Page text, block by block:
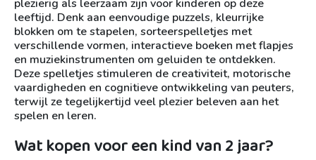
plezierig als leerzaam zijn voor kinderen op deze
leeftijd. Denk aan eenvoudige puzzels, kleurrijke
blokken om te stapelen, sorteerspelletjes met
verschillende vormen, interactieve boeken met flapjes
en muziekinstrumenten om geluiden te ontdekken.
Deze spelletjes stimuleren de creativiteit, motorische
vaardigheden en cognitieve ontwikkeling van peuters,
terwijl ze tegelijkertijd veel plezier beleven aan het
spelen en leren.
Wat kopen voor een kind van 2 jaar?